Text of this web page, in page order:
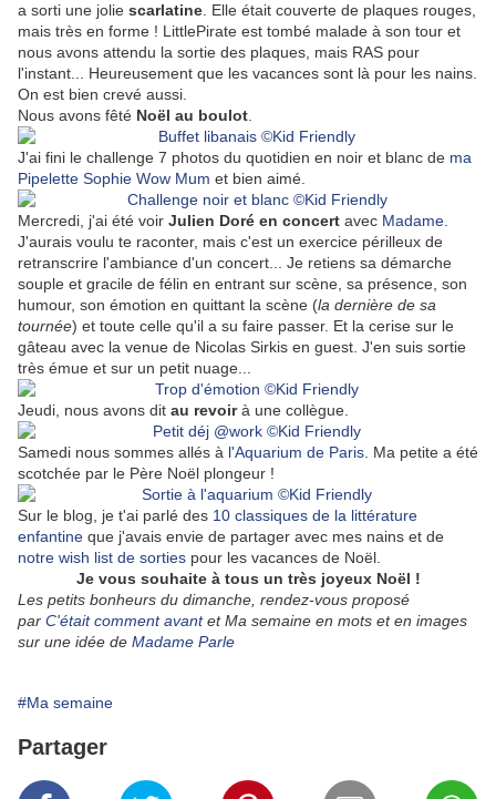
a sorti une jolie scarlatine . Elle était couverte de plaques rouges,
mais très en forme ! LittlePirate est tombé malade à son tour et
nous avons attendu la sortie des plaques, mais RAS pour
l'instant... Heureusement que les vacances sont là pour les nains.
On est bien crevé aussi.
Nous avons fêté Noël au boulot
J'ai fini le challenge 7 photos du quotidien en noir et blanc de ma
Pipelette Sophie Wow Mum et bien aimé.
Mercredi, j'ai été voir Julien Doré en concert avec Madame
J'aurais voulu te raconter, mais c'est un exercice périlleux de
retranscrire l'ambiance d'un concert... Je retiens sa démarche
souple et gracile de félin en entrant sur scène, sa présence, son
humour, son émotion en quittant la scène (la dernière de sa
tournée) et toute celle qu'il a su faire passer. Et la cerise sur le
gâteau avec la venue de Nicolas Sirkis en guest. J'en suis sortie
très émue et sur un petit nuage...
Jeudi, nous avons dit au revoirà une collègue.
Samedi nous sommes allés à l'Aquarium de Paris . Ma petite a été
scotchée par le Père Noël plongeur !
Sur le blog, je t'ai parlé des 10 classiques de la littérature
enfantine que j'avais envie de partager avec mes nains et de
notre wish list de sorties pour les vacances de Noël.
Je vous souhaite à tous un très joyeux Noël !
Les petits bonheurs du dimanche, rendez-vous proposé
par C'était comment avant et Ma semaine en mots et en images
sur une idée de Madame Parle
#Ma semaine
Partager